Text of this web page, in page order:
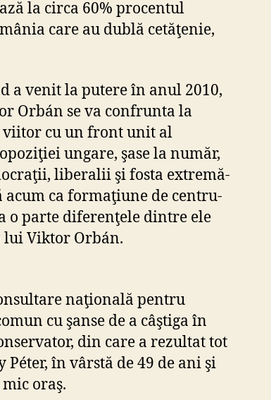
la circa 60% procentul
care au dublă cetăţenie,
a venit la putere în anul 2010,
Orbán se va confrunta la
cu un front unit al
ungare, şase la număr,
liberalii şi fosta extremă-
ca formaţiune de centru-
o parte diferenţele dintre ele
Viktor Orbán.
naţională pentru
cu şanse de a câştiga în
din care a rezultat tot
în vârstă de 49 de ani şi
oraş.